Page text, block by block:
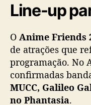
Line-up
O Anime Friends
de atrações que
programação. No
confirmadas
MUCC, Galileo
no Phantasia.